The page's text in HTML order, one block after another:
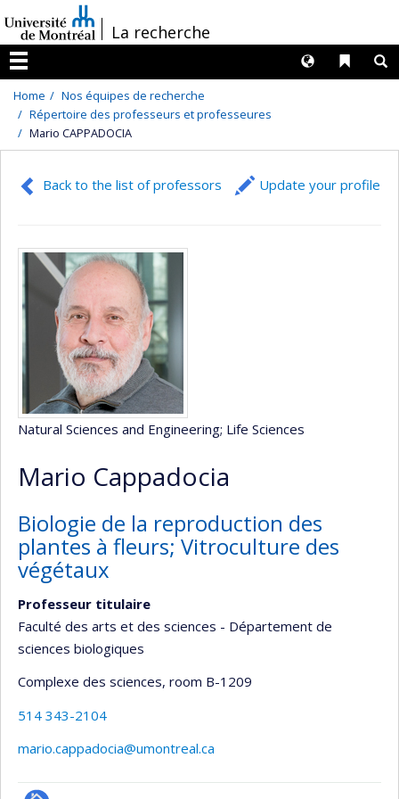
au
contenu
/La recherche
Menu
Liens
Langues
Home
Nos équipes de recherche
Répertoire des professeurs et professeures
Mario CAPPADOCIA
Back to the list of professors Update your profile
Natural Sciences and Engineering; Life Sciences
Mario Cappadocia
Biologie de la reproduction des
plantes à fleurs; Vitroculture des
végétaux
Professeur titulaire
Faculté des arts et des sciences - Département de
sciences biologiques
Complexe des sciences, room B-1209
514 343-2104
mario.cappadocia@umontreal.ca